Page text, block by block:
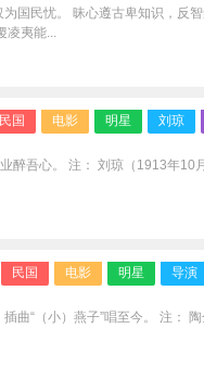
国民忧。 昧心遵古卑知识，反
凌夷能...
民国 电影 明星 刘琼
醉吾心。 注： 刘琼（1913年10
民国 电影 明星 导演
曲“（小）燕子”唱至今。 注：